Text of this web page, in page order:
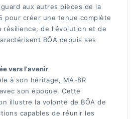
aux autres pièces de la
pour créer une tenue complète
résilience, de l'évolution et de
BŌA depuis ses
vers l'avenir
à son héritage, MA-8R
son époque. Cette
illustre la volonté de BŌA de
capables de réunir les